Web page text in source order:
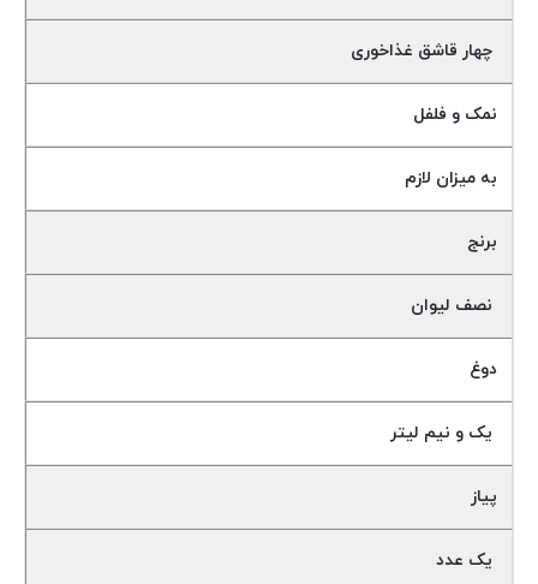
چهار قاشق غذاخوری
نمک و فلفل
به میزان لازم
برنج
نصف لیوان
دوغ
یک و نیم لیتر
پیاز
یک عدد